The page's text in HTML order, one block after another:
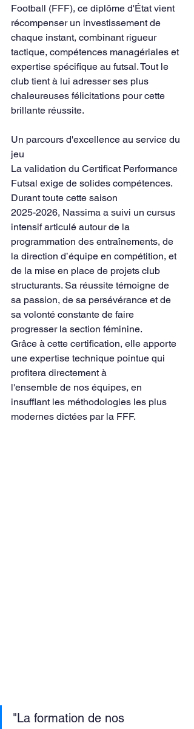
Football (FFF), ce diplôme d'État vient
récompenser un investissement de
chaque instant, combinant rigueur
tactique, compétences managériales et
expertise spécifique au futsal. Tout le
club tient à lui adresser ses plus
chaleureuses félicitations pour cette
brillante réussite.
Un parcours d'excellence au service du
jeu
La validation du Certificat Performance
Futsal exige de solides compétences.
Durant toute cette saison
2025-2026, Nassima a suivi un cursus
intensif articulé autour de la
programmation des entraînements, de
la direction d’équipe en compétition, et
de la mise en place de projets club
structurants. Sa réussite témoigne de
sa passion, de sa persévérance et de
sa volonté constante de faire
progresser la section féminine.
Grâce à cette certification, elle apporte
une expertise technique pointue qui
profitera directement à
l'ensemble de nos équipes, en
insufflant les méthodologies les plus
modernes dictées par la FFF.
"La formation de nos